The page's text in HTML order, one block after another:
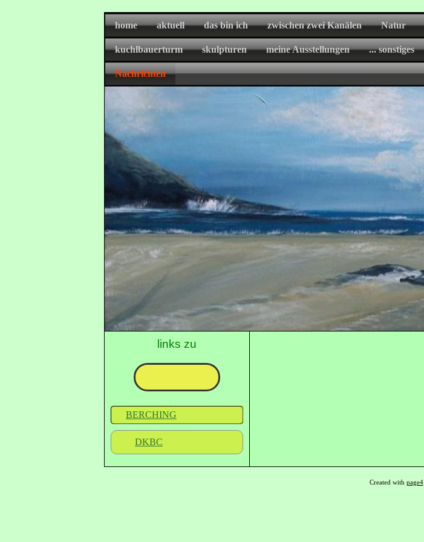
home aktuell das bin ich zwischen zwei Kanälen Natur
kuchlbauerturm skulpturen meine Ausstellungen ... sonstiges
Nachrichten
links zu
BERCHING
DKBC
Created with page4